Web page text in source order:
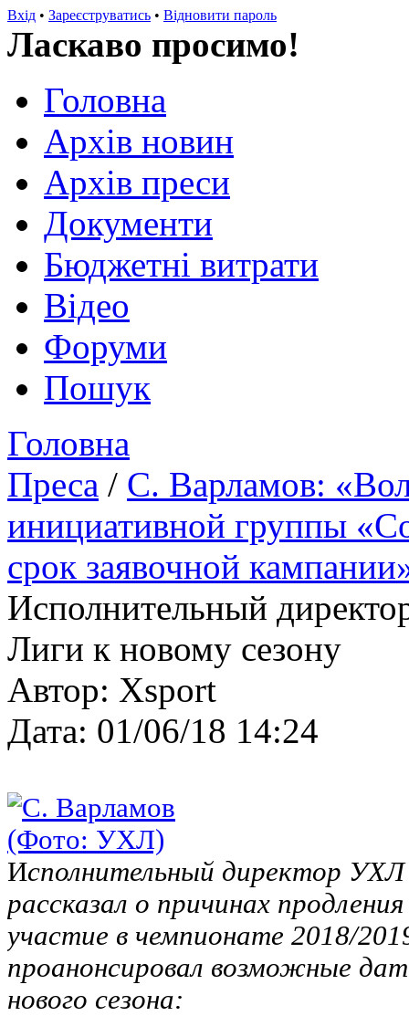
Вхід • Зареєструватись • Відновити пароль
Ласкаво просимо!
Головна
Архів новин
Архів преси
Документи
Бюджетні витрати
Відео
Форуми
Пошук
Головна
Преса / С. Варламов:
инициативной группы
срок заявочной
Исполнительный
Лиги к новому сезону
Автор: Xsport
Дата: 01/06/18 14:24
Исполнительный директор
рассказал о причинах
участие в чемпионате 2018/
проанонсировал возможные
нового сезона: